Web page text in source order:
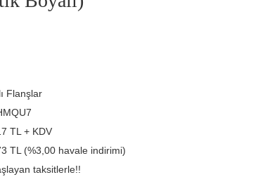
Flanşlar
TL + KDV
TL (%3,00 havale indirimi)
taksitlerle!!